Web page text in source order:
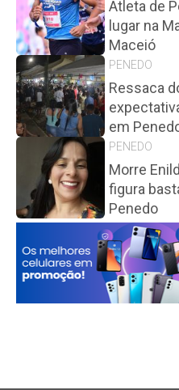
Atleta de
lugar na
Maceió
PENEDO
Ressaca
em
PENEDO
Morre
figura
Penedo